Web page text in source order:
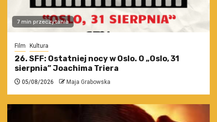
7 min przeczytania
Film Kultura
26. SFF: Ostatniej nocy w Oslo. O „Oslo, 31
sierpnia” Joachima Triera
05/08/2026 Maja Grabowska